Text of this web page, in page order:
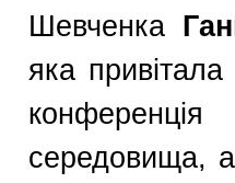
Шевченка
яка
середовища,